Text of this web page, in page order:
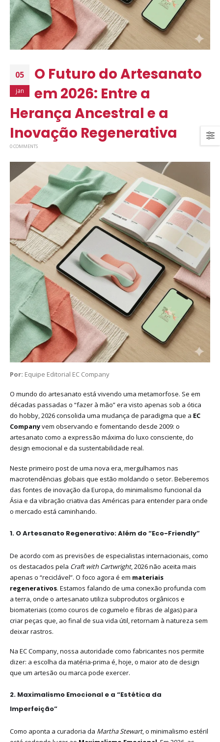
05
jan
O Futuro do Artesanato
em 2026: Entre a
Herança Ancestral e a
Inovação Regenerativa
0 COMMENTS
Por: Equipe Editorial EC Company
O mundo do artesanato está vivendo uma metamorfose. Se em
décadas passadas o “fazer à mão” era visto apenas sob a ótica
do hobby, 2026 consolida uma mudança de paradigma que a EC
Companyvem observando e fomentando desde 2009: o
artesanato como a expressão máxima do luxo consciente, do
design emocional e da sustentabilidade real.
Neste primeiro post de uma nova era, mergulhamos nas
macrotendências globais que estão moldando o setor. Beberemos
das fontes de inovação da Europa, do minimalismo funcional da
Ásia e da vibração criativa das Américas para entender para onde
o mercado está caminhando.
1. O Artesanato Regenerativo: Além do “Eco-Friendly”
De acordo com as previsões de especialistas internacionais, como
os destacados pela Craft with Cartwright, 2026 não aceita mais
apenas o “reciclável”. O foco agora é em materiais
regenerativos. Estamos falando de uma conexão profunda com
a terra, onde o artesanato utiliza subprodutos orgânicos e
biomateriais (como couros de cogumelo e fibras de algas) para
criar peças que, ao final de sua vida útil, retornam à natureza sem
deixar rastros.
Na EC Company, nossa autoridade como fabricantes nos permite
dizer: a escolha da matéria-prima é, hoje, o maior ato de design
que um artesão ou marca pode exercer.
2. Maximalismo Emocional e a “Estética da
Imperfeição”
Como aponta a curadoria da Martha Stewart, o minimalismo estéril